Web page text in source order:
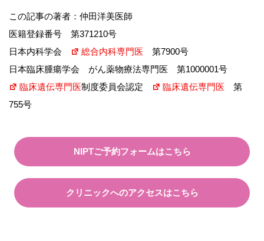
この記事の著者：仲田洋美医師
医籍登録番号 第371210号
日本内科学会
総合内科専門医 第7900号
日本臨床腫瘍学会 がん薬物療法専門医 第1000001号
臨床遺伝専門医制度委員会認定 臨床遺伝専門医 第
755号
NIPTご予約フォームはこちら
クリニックへのアクセスはこちら